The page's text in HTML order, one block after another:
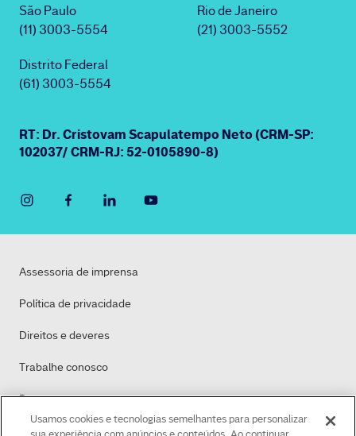
São Paulo
(11) 3003-5554
Rio de Janeiro
(21) 3003-5552
Distrito Federal
(61) 3003-5554
RT: Dr. Cristovam Scapulatempo Neto (CRM-SP:
102037/ CRM-RJ: 52-0105890-8)
Assessoria de imprensa
Política de privacidade
Direitos e deveres
Trabalhe conosco
Dasa
Política de Cookies
Usamos cookies e tecnologias semelhantes para personalizar